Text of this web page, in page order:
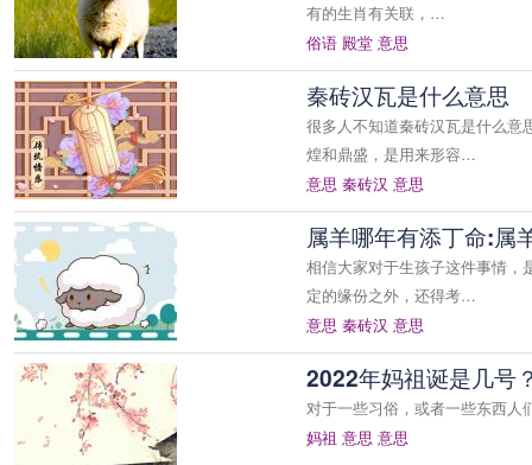
有的生肖有关联，…
俗语 殿堂 意思
秦砖汉瓦是什么意思
很多人不知道秦砖汉瓦是什么意
煌和鼎盛，是用来形容…
意思 秦砖汉 意思
属羊哪年有添丁命:属
相信大家对于生孩子这件事情，
定的缘份之外，还得考…
意思 秦砖汉 意思
2022年妈祖诞是几号
对于一些习俗，或者一些东西人
妈祖 意思 意思